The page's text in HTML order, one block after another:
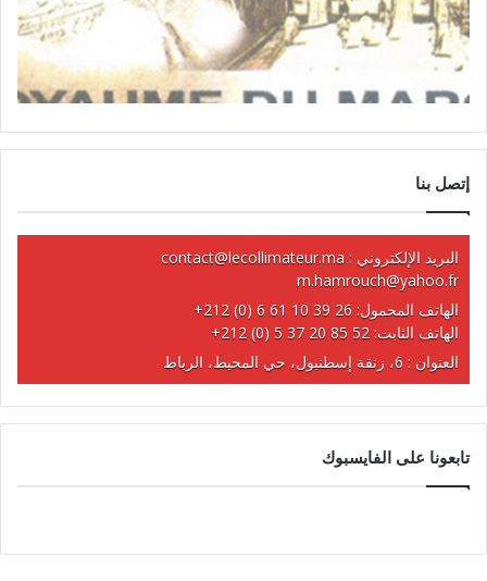
إتصل بنا
البريد الإلكتروني : contact@lecollimateur.ma
m.hamrouch@yahoo.fr
الهاتف المحمول: +212 (0) 6 61 10 39 26
الهاتف الثابت: +212 (0) 5 37 20 85 52
العنوان : 6، زنقة إسطنبول، حي المحيط، الرباط
تابعونا على الفايسبوك